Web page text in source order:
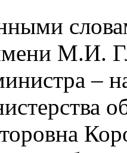
М.И.
–